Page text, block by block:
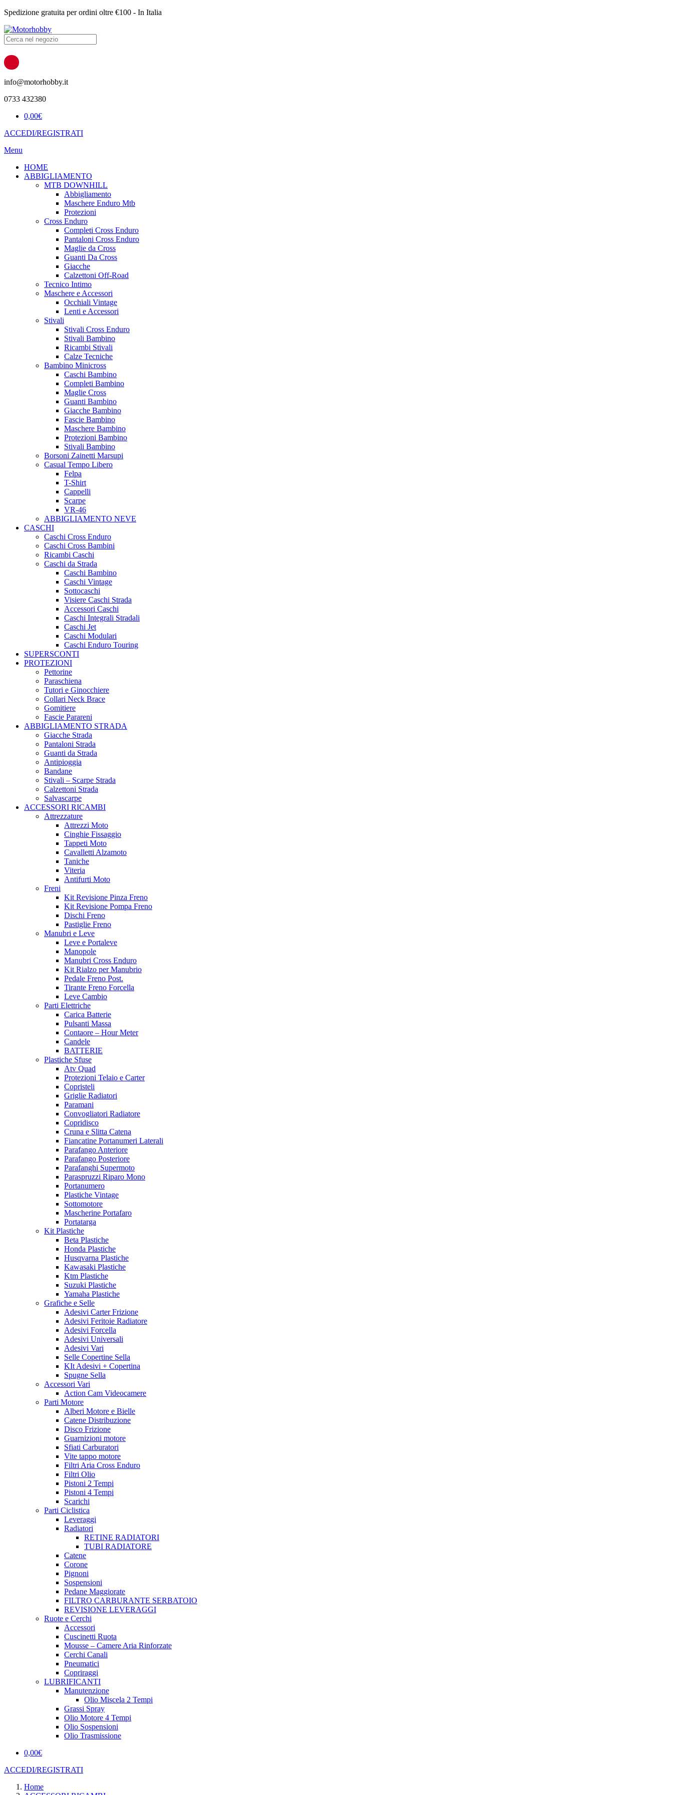
Spedizione gratuita per ordini oltre €100 - In Italia
Products
search
info@motorhobby.it
0733 432380
0,00€
ACCEDI/REGISTRATI
Menu
HOME
ABBIGLIAMENTO
MTB DOWNHILL
Abbigliamento
Maschere Enduro Mtb
Protezioni
Cross Enduro
Completi Cross Enduro
Pantaloni Cross Enduro
Maglie da Cross
Guanti Da Cross
Giacche
Calzettoni Off-Road
Tecnico Intimo
Maschere e Accessori
Occhiali Vintage
Lenti e Accessori
Stivali
Stivali Cross Enduro
Stivali Bambino
Ricambi Stivali
Calze Tecniche
Bambino Minicross
Caschi Bambino
Completi Bambino
Maglie Cross
Guanti Bambino
Giacche Bambino
Fascie Bambino
Maschere Bambino
Protezioni Bambino
Stivali Bambino
Borsoni Zainetti Marsupi
Casual Tempo Libero
Felpa
T-Shirt
Cappelli
Scarpe
VR-46
ABBIGLIAMENTO NEVE
CASCHI
Caschi Cross Enduro
Caschi Cross Bambini
Ricambi Caschi
Caschi da Strada
Caschi Bambino
Caschi Vintage
Sottocaschi
Visiere Caschi Strada
Accessori Caschi
Caschi Integrali Stradali
Caschi Jet
Caschi Modulari
Caschi Enduro Touring
SUPERSCONTI
PROTEZIONI
Pettorine
Paraschiena
Tutori e Ginocchiere
Collari Neck Brace
Gomitiere
Fascie Parareni
ABBIGLIAMENTO STRADA
Giacche Strada
Pantaloni Strada
Guanti da Strada
Antipioggia
Bandane
Stivali – Scarpe Strada
Calzettoni Strada
Salvascarpe
ACCESSORI RICAMBI
Attrezzature
Attrezzi Moto
Cinghie Fissaggio
Tappeti Moto
Cavalletti Alzamoto
Taniche
Viteria
Antifurti Moto
Freni
Kit Revisione Pinza Freno
Kit Revisione Pompa Freno
Dischi Freno
Pastiglie Freno
Manubri e Leve
Leve e Portaleve
Manopole
Manubri Cross Enduro
Kit Rialzo per Manubrio
Pedale Freno Post.
Tirante Freno Forcella
Leve Cambio
Parti Elettriche
Carica Batterie
Pulsanti Massa
Contaore – Hour Meter
Candele
BATTERIE
Plastiche Sfuse
Atv Quad
Protezioni Telaio e Carter
Copristeli
Griglie Radiatori
Paramani
Convogliatori Radiatore
Copridisco
Cruna e Slitta Catena
Fiancatine Portanumeri Laterali
Parafango Anteriore
Parafango Posteriore
Parafanghi Supermoto
Paraspruzzi Riparo Mono
Portanumero
Plastiche Vintage
Sottomotore
Mascherine Portafaro
Portatarga
Kit Plastiche
Beta Plastiche
Honda Plastiche
Husqvarna Plastiche
Kawasaki Plastiche
Ktm Plastiche
Suzuki Plastiche
Yamaha Plastiche
Grafiche e Selle
Adesivi Carter Frizione
Adesivi Feritoie Radiatore
Adesivi Forcella
Adesivi Universali
Adesivi Vari
Selle Copertine Sella
KIt Adesivi + Copertina
Spugne Sella
Accessori Vari
Action Cam Videocamere
Parti Motore
Alberi Motore e Bielle
Catene Distribuzione
Disco Frizione
Guarnizioni motore
Sfiati Carburatori
Vite tappo motore
Filtri Aria Cross Enduro
Filtri Olio
Pistoni 2 Tempi
Pistoni 4 Tempi
Scarichi
Parti Ciclistica
Leveraggi
Radiatori
RETINE RADIATORI
TUBI RADIATORE
Catene
Corone
Pignoni
Sospensioni
Pedane Maggiorate
FILTRO CARBURANTE SERBATOIO
REVISIONE LEVERAGGI
Ruote e Cerchi
Accessori
Cuscinetti Ruota
Mousse – Camere Aria Rinforzate
Cerchi Canali
Pneumatici
Copriraggi
LUBRIFICANTI
Manutenzione
Olio Miscela 2 Tempi
Grassi Spray
Olio Motore 4 Tempi
Olio Sospensioni
Olio Trasmissione
0,00€
ACCEDI/REGISTRATI
Home